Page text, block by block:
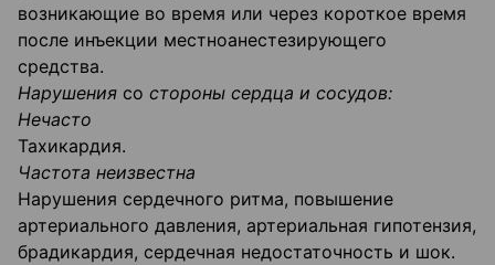
возникающие во время или через короткое время
после инъекции местноанестезирующего
средства.
Нарушения со стороны сердца и сосудов:
Нечасто
Тахикардия.
Частота неизвестна
Нарушения сердечного ритма, повышение
артериального давления, артериальная гипотензия,
брадикардия, сердечная недостаточность и шок.